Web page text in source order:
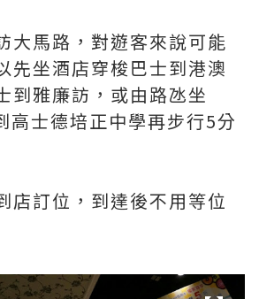
大馬路，對遊客來說可能
先坐酒店穿梭巴士到港澳
到雅廉訪，或由路氹坐
高士德培正中學再步行5分
店訂位，到達後不用等位